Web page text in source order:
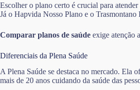
Escolher o plano certo é crucial para
Já o Hapvida Nosso Plano e o
Comparar planos de saúde exige atenção
Diferenciais da Plena Saúde
A Plena Saúde se destaca no mercado. Ela
mais de 20 anos cuidando da saúde das